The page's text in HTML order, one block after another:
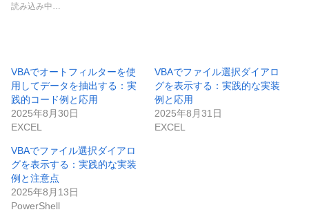
読み込み中…
VBAでオートフィルターを使
用してデータを抽出する：実
践的コード例と応用
2025年8月30日
EXCEL
VBAでファイル選択ダイアロ
グを表示する：実践的な実装
例と応用
2025年8月31日
EXCEL
VBAでファイル選択ダイアロ
グを表示する：実践的な実装
例と注意点
2025年8月13日
PowerShell